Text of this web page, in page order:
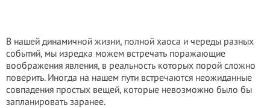
В нашей динамичной жизни, полной хаоса и череды разных
событий, мы изредка можем встречать поражающие
воображения явления, в реальность которых порой сложно
поверить. Иногда на нашем пути встречаются неожиданные
совпадения простых вещей, которые невозможно было бы
запланировать заранее.